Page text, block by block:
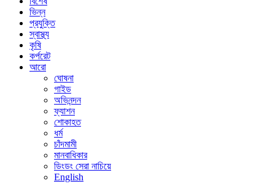
ভিন্ন
প্রযুক্তি
স্বাস্থ্য
কৃষি
কর্পরেট
আরো
ঘোষনা
গাইড
অভিনন্দন
ফ্যাশন
শোকাহত
ধর্ম
চাঁদমামী
মানবাধিকার
ডিংডং সেরা নাচিয়ে
English